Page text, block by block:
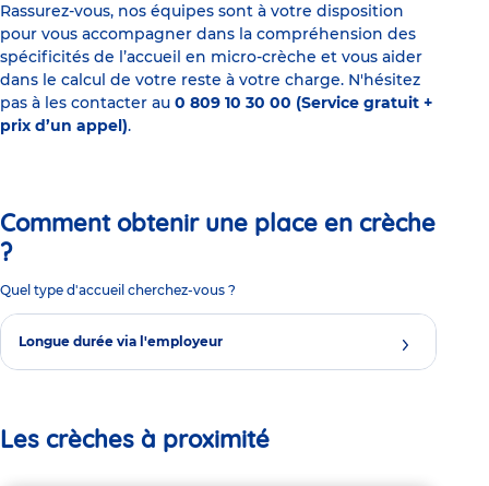
Rassurez-vous, nos équipes sont à votre disposition
pour vous accompagner dans la compréhension des
spécificités de l’accueil en micro-crèche et vous aider
dans le calcul de votre reste à votre charge. N'hésitez
pas à les contacter au 0 809 10 30 00 (Service gratuit +
prix d’un appel).
Comment obtenir une place en crèche
?
Quel type d'accueil cherchez-vous ?
Longue durée via l'employeur
Les crèches à proximité